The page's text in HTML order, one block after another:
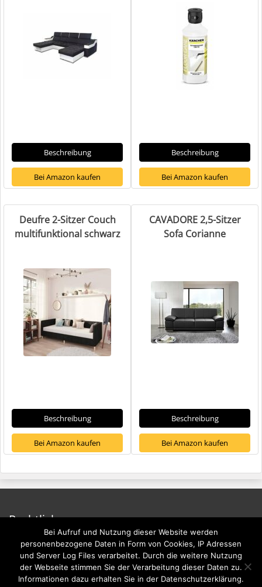
Beschreibung
Bei Amazon kaufen
Beschreibung
Bei Amazon kaufen
Deufre 2-Sitzer Couch
multifunktional schwarz
Beschreibung
Bei Amazon kaufen
CAVADORE 2,5-Sitzer
Sofa Corianne
Beschreibung
Bei Amazon kaufen
Rechtliches
Impressum
Datenschutzerklärung
Bei Aufruf und Nutzung dieser Website werden
personenbezogene Daten in Form von Cookies, IP Adressen
und Server Log Files verarbeitet. Durch die weitere Nutzung
der Webseite stimmen Sie der Verarbeitung dieser Daten zu.
Informationen dazu erhalten Sie in der Datenschutzerklärung.